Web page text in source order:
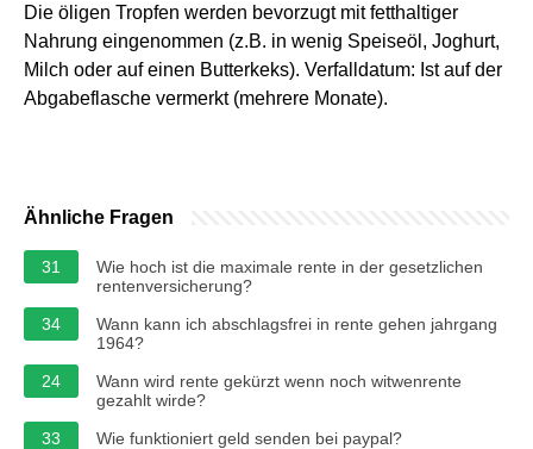
Die öligen Tropfen werden bevorzugt mit fetthaltiger
Nahrung eingenommen (z.B. in wenig Speiseöl, Joghurt,
Milch oder auf einen Butterkeks). Verfalldatum: Ist auf der
Abgabeflasche vermerkt (mehrere Monate).
Ähnliche Fragen
31
Wie hoch ist die maximale rente in der gesetzlichen
rentenversicherung?
34
Wann kann ich abschlagsfrei in rente gehen jahrgang
1964?
24
Wann wird rente gekürzt wenn noch witwenrente
gezahlt wirde?
33
Wie funktioniert geld senden bei paypal?